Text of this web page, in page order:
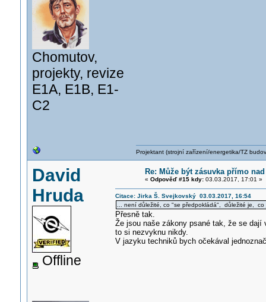
Chomutov,
projekty, revize
E1A, E1B, E1-
C2
Projektant (strojní zařízení/energetika/TZ
David
Hruda
Offline
Re: Může být zásuvka přímo
« Odpověď #15 kdy:03.03.2017, 17:01 »
Citace: Jirka Š. Svejkovský 03.03.2017, 16:54
... není důležité, co "se předpokládá", důležité je, co
Přesně tak.
Že jsou naše zákony psané tak, že se
to si nezvyknu nikdy.
V jazyku techniků bych očekával